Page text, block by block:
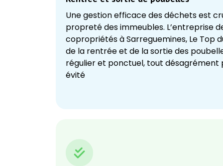
Une gestion efficace des déchets est
propreté des immeubles. L’entreprise
copropriétés à Sarreguemines, Le Top
de la rentrée et de la sortie des
régulier et ponctuel, tout désagrément
évité